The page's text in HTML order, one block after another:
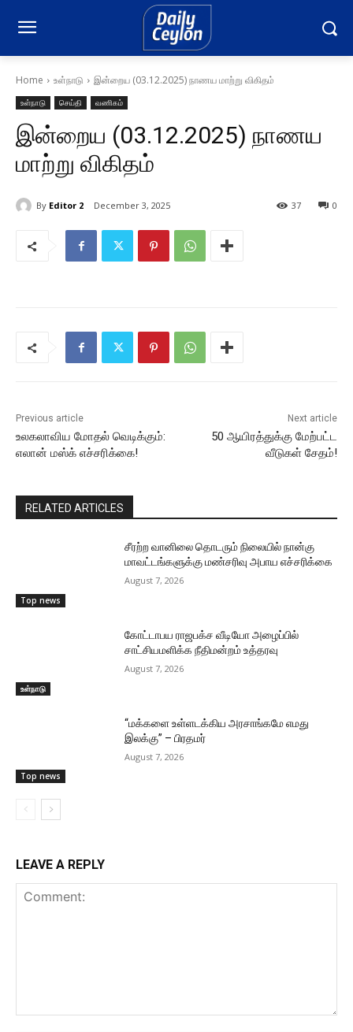
Home உள்நாடு இன்றைய (03.12.2025) நாணய மாற்று விகிதம்
உள்நாடு செய்தி வணிகம்
இன்றைய (03.12.2025) நாணய
மாற்று விகிதம்
By Editor 2 December 3, 2025 0
37
Previous article
உலகலாவிய மோதல் வெடிக்கும்:
எலான் மஸ்க் எச்சரிக்கை!
Next article
50 ஆயிரத்துக்கு மேற்பட்ட
வீடுகள் சேதம்!
RELATED ARTICLES
Top news
சீரற்ற வானிலை தொடரும் நிலையில் நான்கு
மாவட்டங்களுக்கு மண்சரிவு அபாய எச்சரிக்கை
August 7, 2026
உள்நாடு
கோட்டாபய ராஜபக்ச வீடியோ அழைப்பில்
சாட்சியமளிக்க நீதிமன்றம் உத்தரவு
August 7, 2026
Top news
“மக்களை உள்ளடக்கிய அரசாங்கமே எமது
இலக்கு” – பிரதமர்
August 7, 2026
LEAVE A REPLY